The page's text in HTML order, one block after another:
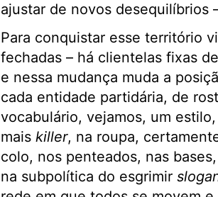
ajustar de novos desequilíbrios
Para conquistar esse território
fechadas – há clientelas fixas
e nessa mudança muda a
cada entidade partidária, de
vocabulário, vejamos, um
mais killer, na roupa,
colo, nos penteados, nas
na subpolítica do esgrimir